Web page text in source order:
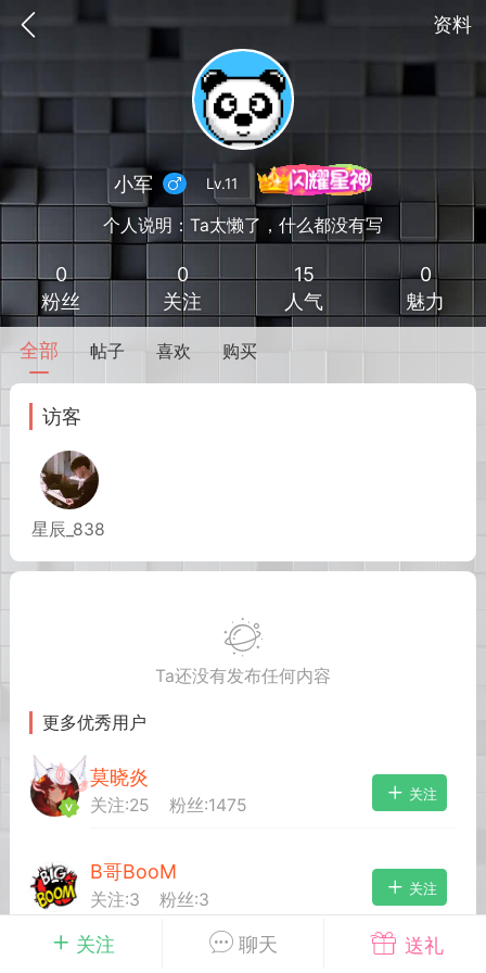
资料
我的钱包 道具 排行榜
MOD下载
02-10 15:45
电脑端 其他&工具
卖挂
禁止发布联机可用的作弊模组，
单机辅助引流私下售卖服务器外挂！
作弊模组的发布规范近期收到一些信息
作弊模组在联机服务器使用,为了维护游
环境，中文网特此发布以下声明，规范
模组的发布行为：1. *...
72 2.21w
大人
Lv.8
关注 聊天 送礼
小军 Lv.11
个人说明：Ta太懒了，什么都没有写
0
粉丝
0
关注
15
人气
0
魅力
全部 帖子 喜欢 购买
访客
星辰_838
Ta还没有发布任何内容
更多优秀用户
莫晓炎
关注:25 粉丝:1475
关注
B哥BooM
关注:3 粉丝:3
关注